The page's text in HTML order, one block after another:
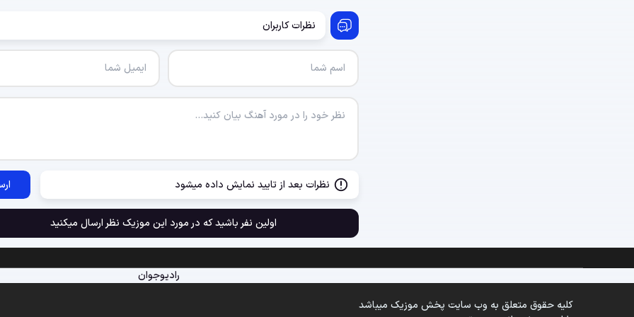
نظرات کاربران
نظرات بعد از تایید نمایش داده میشود
اولین نفر باشید که در مورد این موزیک نظر ارسال میکنید
رادیوجوان
کلیه حقوق متعلق به وب سایت پخش موزیک میباشد